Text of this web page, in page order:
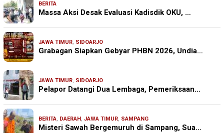
BERITA
Massa Aksi Desak Evaluasi Kadisdik OKU, …
JAWA TIMUR, SIDOARJO
Grabagan Siapkan Gebyar PHBN 2026, Undia…
JAWA TIMUR, SIDOARJO
Pelapor Datangi Dua Lembaga, Pemeriksaan…
BERITA, DAERAH , JAWA TIMUR, SAMPANG
Misteri Sawah Bergemuruh di Sampang, Sua…